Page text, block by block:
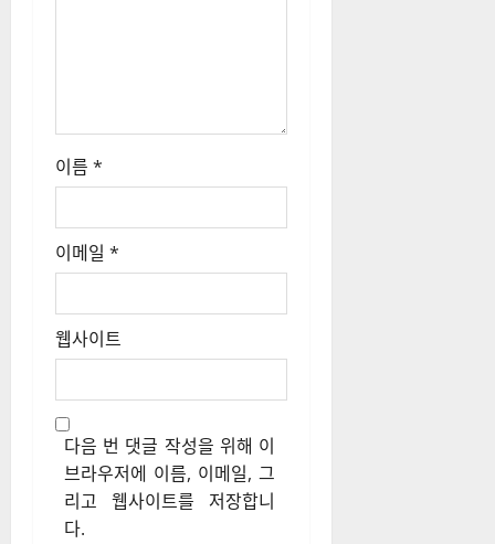
이름 *
이메일 *
웹사이트
다음 번 댓글 작성을 위해 이
브라우저에 이름, 이메일, 그
리고 웹사이트를 저장합니
다.